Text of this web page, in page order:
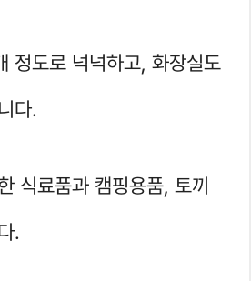
정도로 넉넉하고, 화장실도
다.
식료품과 캠핑용품, 토끼
.